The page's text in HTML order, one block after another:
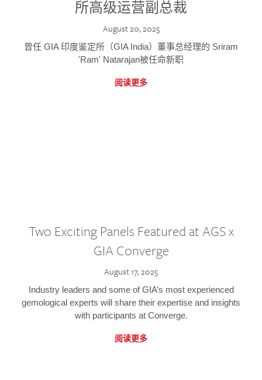
所高级运营副总裁
August 20, 2025
曾任 GIA 印度鉴定所（GIA India）董事总经理的 Sriram
'Ram' Natarajan被任命新职
阅读更多
Two Exciting Panels Featured at AGS x
GIA Converge
August 17, 2025
Industry leaders and some of GIA’s most experienced
gemological experts will share their expertise and insights
with participants at Converge.
阅读更多